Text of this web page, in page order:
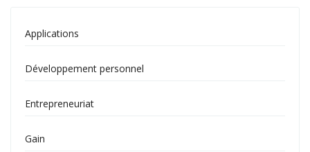
Applications
Développement personnel
Entrepreneuriat
Gain